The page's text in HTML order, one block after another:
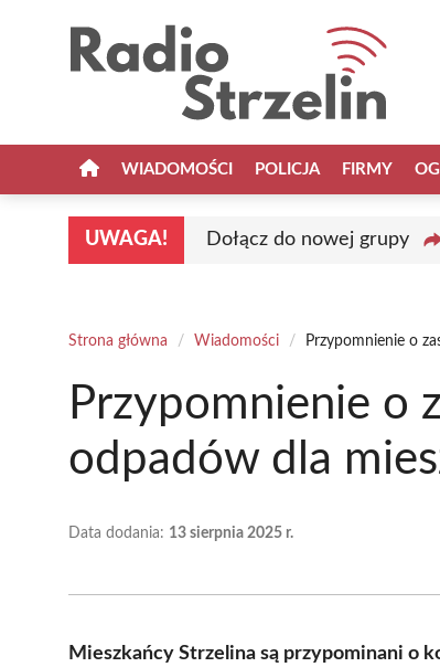
WIADOMOŚCI POLICJA FIRMY
UWAGA! Dołącz do nowej grupy
Strona główna / Wiadomości / Przypomnienie o
Przypomnienie o
odpadów dla
Data dodania: 13 sierpnia 2025 r.
Mieszkańcy Strzelina są przypominani o